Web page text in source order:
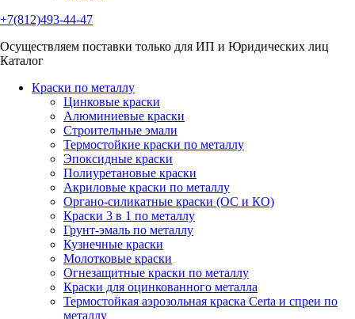
+7(812)493-44-47
Осуществляем поставки только для ИП и Юридических лиц
Каталог
Краски по металлу
Цинковые краски
Алюминиевые краски
Строительные эмали
Термостойкие краски по металлу
Эпоксидные краски
Полиуретановые краски
Акриловые краски по металлу
Органо-силикатные краски (ОС и КО)
Краски 3 в 1 по металлу
Грунт-эмаль по металлу
Кузнечные краски
Молотковые краски
Огнезащитные краски по металлу
Краски для оцинкованного металла
Термостойкая аэрозольная краска Certa и спреи по
металлу